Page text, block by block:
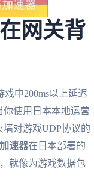
网关背
中200ms以上延迟
使用日本本地运营
对游戏UDP协议的
速器在日本部署的
就像为游戏数据包